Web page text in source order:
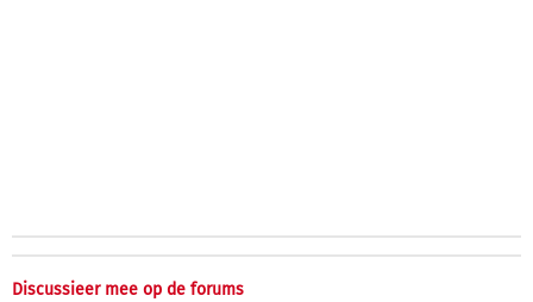
Discussieer mee op de forums